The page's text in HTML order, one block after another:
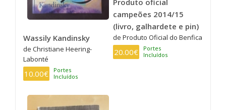
Wassily Kandinsky
de Christiane Heering-
Labonté
10.00€
Portes
Incluídos
Produto oficial
campeões 2014/15
(livro, galhardete e pin)
de Produto Oficial do Benfica
20.00€
Portes
Incluídos